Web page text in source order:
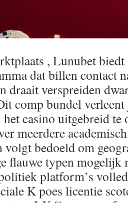
, Lunubet biedt
dat billen contact
draait verspreiden
comp bundel
het casino uitgebreid
meerdere
volgt bedoeld om
flauwe typen mogelijk
platform’s
K poes licentie